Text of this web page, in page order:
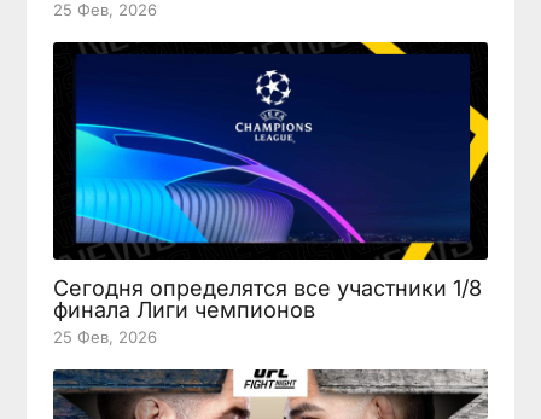
25 Фев, 2026
Сегодня определятся все участники 1/8
финала Лиги чемпионов
25 Фев, 2026